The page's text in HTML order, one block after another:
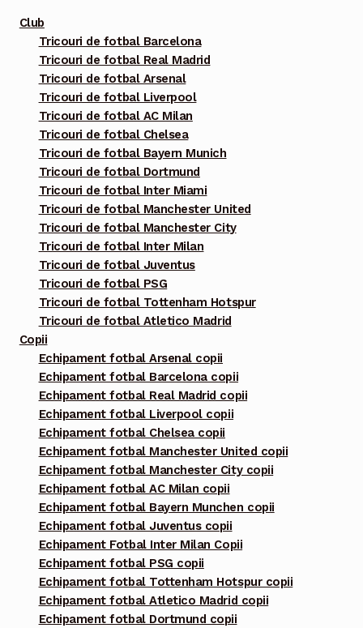
Club
Tricouri de fotbal Barcelona
Tricouri de fotbal Real Madrid
Tricouri de fotbal Arsenal
Tricouri de fotbal Liverpool
Tricouri de fotbal AC Milan
Tricouri de fotbal Chelsea
Tricouri de fotbal Bayern Munich
Tricouri de fotbal Dortmund
Tricouri de fotbal Inter Miami
Tricouri de fotbal Manchester United
Tricouri de fotbal Manchester City
Tricouri de fotbal Inter Milan
Tricouri de fotbal Juventus
Tricouri de fotbal PSG
Tricouri de fotbal Tottenham Hotspur
Tricouri de fotbal Atletico Madrid
Copii
Echipament fotbal Arsenal copii
Echipament fotbal Barcelona copii
Echipament fotbal Real Madrid copii
Echipament fotbal Liverpool copii
Echipament fotbal Chelsea copii
Echipament fotbal Manchester United copii
Echipament fotbal Manchester City copii
Echipament fotbal AC Milan copii
Echipament fotbal Bayern Munchen copii
Echipament fotbal Juventus copii
Echipament Fotbal Inter Milan Copii
Echipament fotbal PSG copii
Echipament fotbal Tottenham Hotspur copii
Echipament fotbal Atletico Madrid copii
Echipament fotbal Dortmund copii